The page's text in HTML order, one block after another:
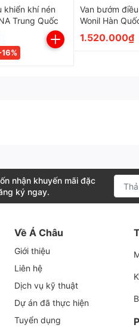
răng.
kích thước nhỏ gọn
kiểu lug hoặc
chuyển, lắp đặt.
giản, chỉ cần kẹp
khiển khí nén
Trung Quốc
Van bướm
Wonil Hàn
1.520.000₫
nhận khuyến mãi đặc
ký ngay.
Về Á Châu
Giới thiệu
Liên hệ
Dịch vụ kỹ thuật
Dự án đã thực hiện
Tuyển dụng